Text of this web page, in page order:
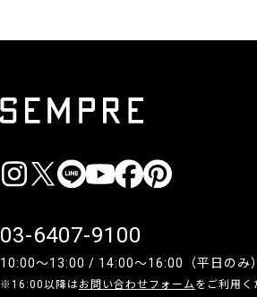
03-6407-9100
10:00〜13:00 / 14:00〜16:00（平日のみ）
※16:00以降はお問い合わせフォーム をご利用く